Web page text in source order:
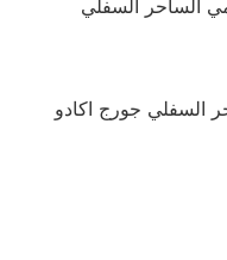
السفلي جورج اكادو